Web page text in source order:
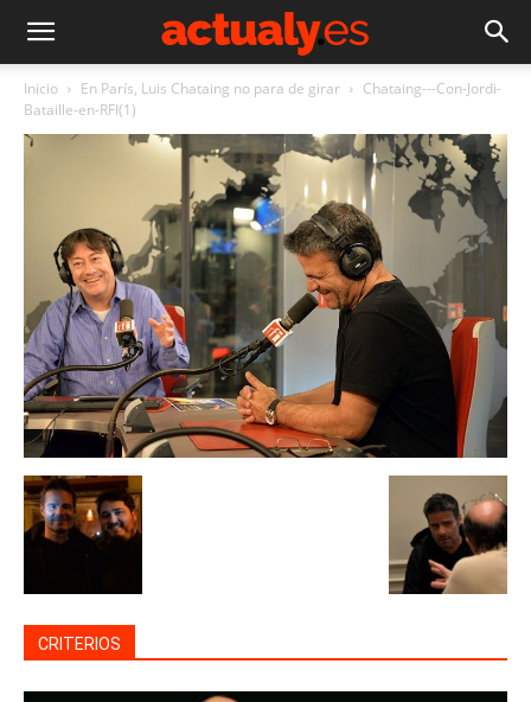
Inicio En París, Luis Chataing no para de girar
Chataing---Con-Jordi-
Bataille-en-RFI(1)
CRITERIOS